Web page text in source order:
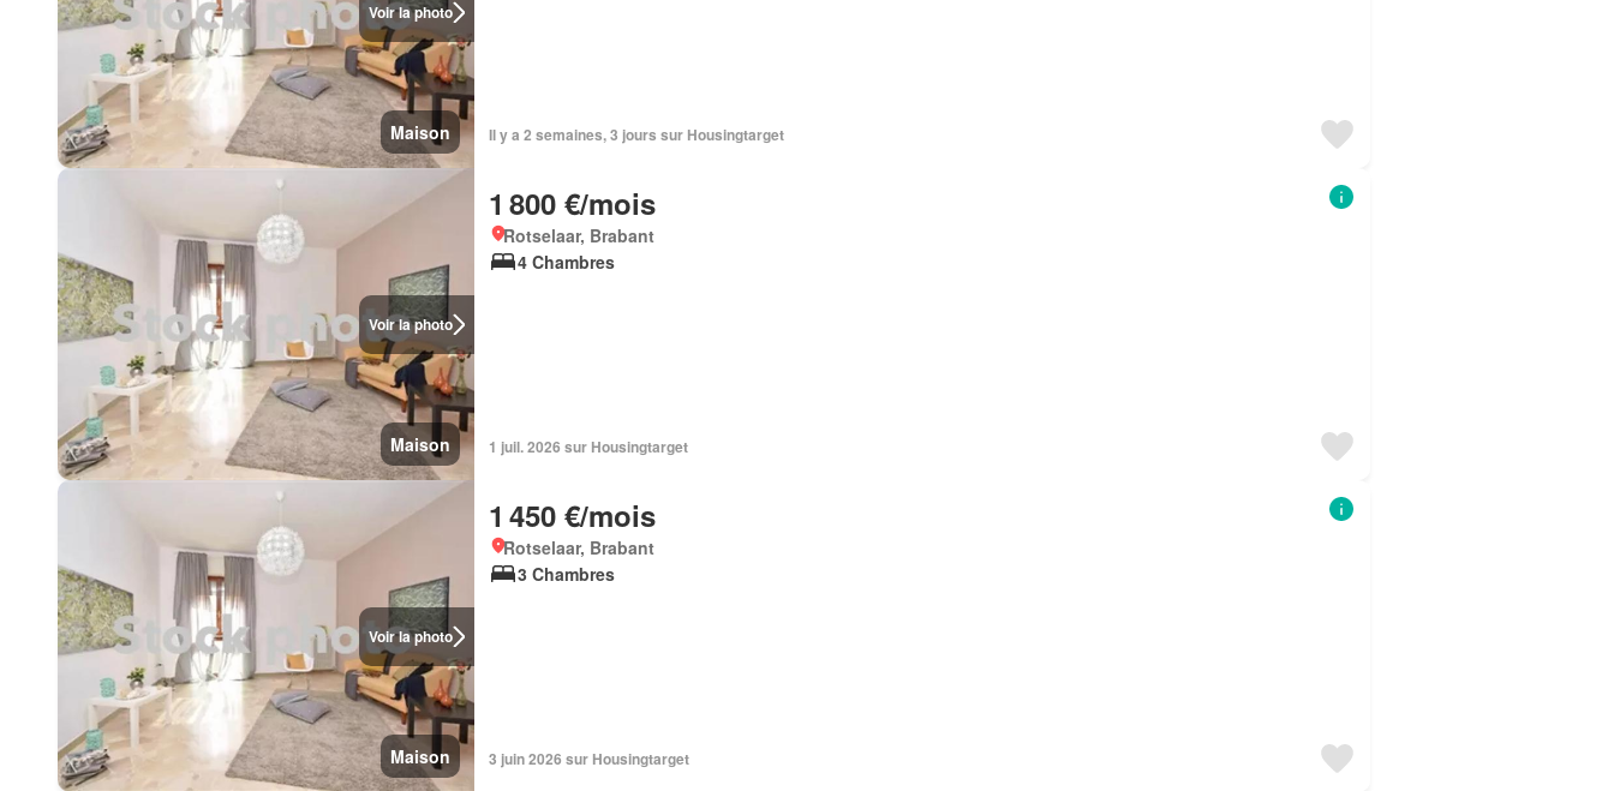
Voir la photo
Maison Il y a 2 semaines, 3 jours sur Housingtarget
Voir la photo
Maison
1 800 €/mois
Rotselaar, Brabant
4 Chambres
1 juil. 2026 sur Housingtarget
Voir la photo
Maison
1 450 €/mois
Rotselaar, Brabant
3 Chambres
3 juin 2026 sur Housingtarget